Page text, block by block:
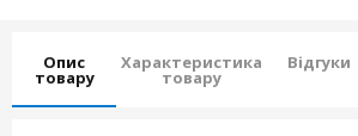
Опис
товару
Характеристика
товару
Відгуки